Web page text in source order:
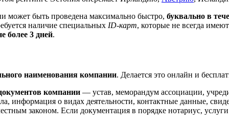
может быть проведена максимально быстро, буквально в
наличие специальных ID-карт, которые не всегда
более 3 дней.
наименования компании. Делается это онлайн и
компании — устав, меморандум ассоциации,
информация о видах деятельности, контактные данные,
законом. Если документация в порядке нотариус,